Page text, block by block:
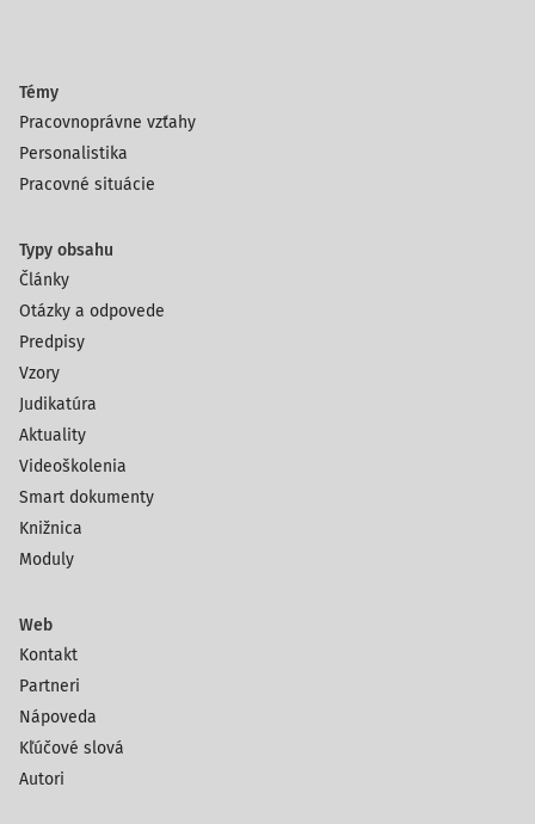
Témy
Pracovnoprávne vzťahy
Personalistika
Pracovné situácie
Typy obsahu
Články
Otázky a odpovede
Predpisy
Vzory
Judikatúra
Aktuality
Videoškolenia
Smart dokumenty
Knižnica
Moduly
Web
Kontakt
Partneri
Nápoveda
Kľúčové slová
Autori